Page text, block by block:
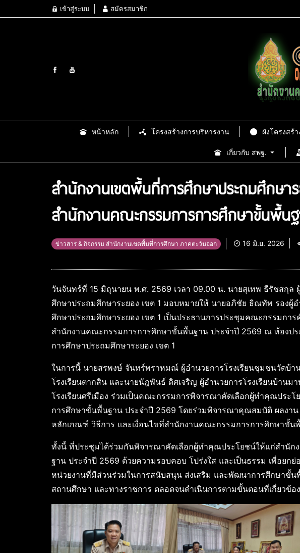
เข้าสู่ระบบ สมัครสมาชิก
หน้าหลัก โครงสร้างการบริหารงาน ผังโครงสร้
เกี่ยวกับ สพฐ.
สำนักงานเขตพื้นที่การศึกษาประถมศึกษา
สำนักงานคณะกรรมการการศึกษาขั้นพื้น
ข่าวสาร & กิจกรรม สำนักงานเขตพื้นที่การศึกษา ภาคตะวันออก 16 มิ.ย. 2026
วันจันทร์ที่ 15 มิถุนายน พ.ศ. 2569 เวลา 09.00 น. นายสุเทพ ธีรัชสกุล
ศึกษาประถมศึกษาระยอง เขต 1 มอบหมายให้ นายอภิชัย ธิณทัพ รองผู้
ศึกษาประถมศึกษาระยอง เขต 1 เป็นประธานการประชุมคณะกรรมกา
สำนักงานคณะกรรมการการศึกษาขั้นพื้นฐาน ประจำปี 2569 ณ ห้องป
การศึกษาประถมศึกษาระยอง เขต 1
ในการนี้ นายสรพงษ์ จันทร์พราหมณ์ ผู้อำนวยการโรงเรียนชุมชนวัดบ้
โรงเรียนตากสิน และนายนัฎพันธ์ ดิศเจริญ ผู้อำนวยการโรงเรียนบ้าน
โรงเรียนศรีเมือง ร่วมเป็นคณะกรรมการพิจารณาคัดเลือกผู้ทำคุณประ
การศึกษาขั้นพื้นฐาน ประจำปี 2569 โดยร่วมพิจารณาคุณสมบัติ ผลงา
หลักเกณฑ์ วิธีการ และเงื่อนไขที่สำนักงานคณะกรรมการการศึกษาขั้น
ทั้งนี้ ที่ประชุมได้ร่วมกันพิจารณาคัดเลือกผู้ทำคุณประโยชน์ให้แก่สำนั
ฐาน ประจำปี 2569 ด้วยความรอบคอบ โปร่งใส และเป็นธรรม เพื่อยกย่
หน่วยงานที่มีส่วนร่วมในการสนับสนุน ส่งเสริม และพัฒนาการศึกษาขั้น
สถานศึกษา และทางราชการ ตลอดจนดำเนินการตามขั้นตอนที่เกี่ยวข้อ